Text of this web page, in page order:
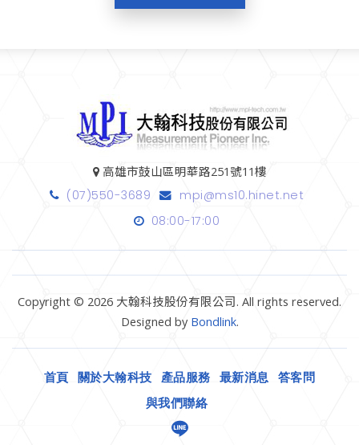
高雄市鼓山區明華路251號11樓
(07)550-3689
mpi@ms10.hinet.net
08:00-17:00
Copyright © 2026 大翰科技股份有限公司. All rights reserved.
Designed by Bondlink.
首頁 關於大翰科技 產品服務 最新消息 答客問
與我們聯絡